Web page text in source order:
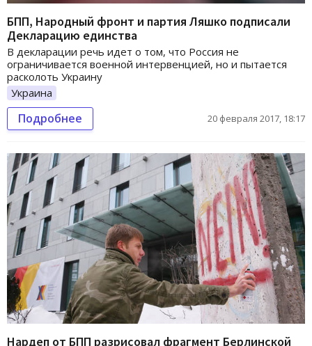
БПП, Народный фронт и партия Ляшко подписали
Декларацию единства
В декларации речь идет о том, что Россия не
ограничивается военной интервенцией, но и пытается
расколоть Украину
Украина
Подробнее 20 февраля 2017, 18:17
Нардеп от БПП разрисовал фрагмент Берлинской